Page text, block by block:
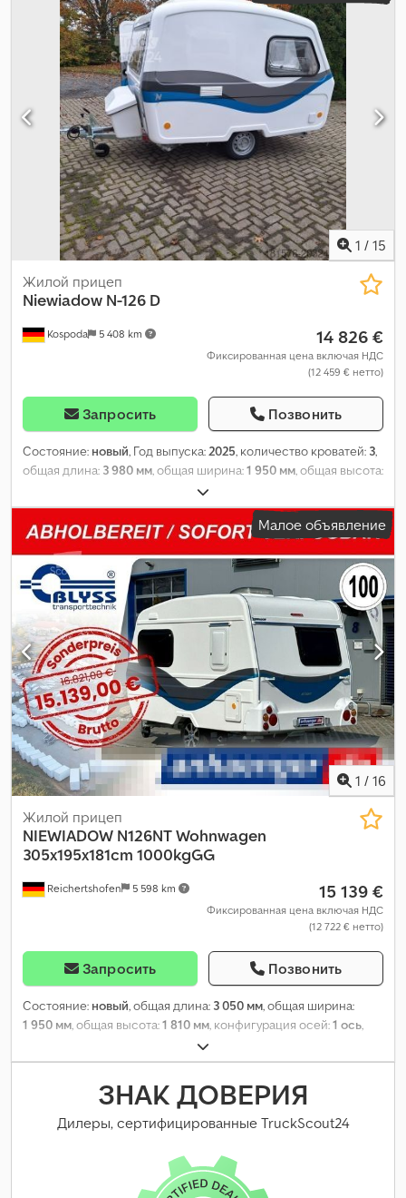
1 / 15
Kospoda 5 408 km
Жилой прицеп
Niewiadow N-126 D
14 826 €
Фиксированная цена включая НДС
(12 459 € нетто)
Запросить Позвонить
Состояние: новый, Год выпуска:2025, количество кроватей: 3,
общая длина: 3 980 мм, общая ширина:1 950 мм, общая высота:
1 ось
Оборудование:бортовая кухня,
Малое объявление
1 / 16
Reichertshofen 5 598 km
Жилой прицеп
NIEWIADOW N126NT Wohnwagen
305x195x181cm 1000kgGG
15 139 €
Фиксированная цена включая НДС
(12 722 € нетто)
Запросить Позвонить
Состояние: новый, общая длина: 3 050 мм, общая ширина:
1 950 мм, общая высота:1 810 мм, конфигурация осей:1 ось,
ЗНАК ДОВЕРИЯ
Дилеры, сертифицированные TruckScout24